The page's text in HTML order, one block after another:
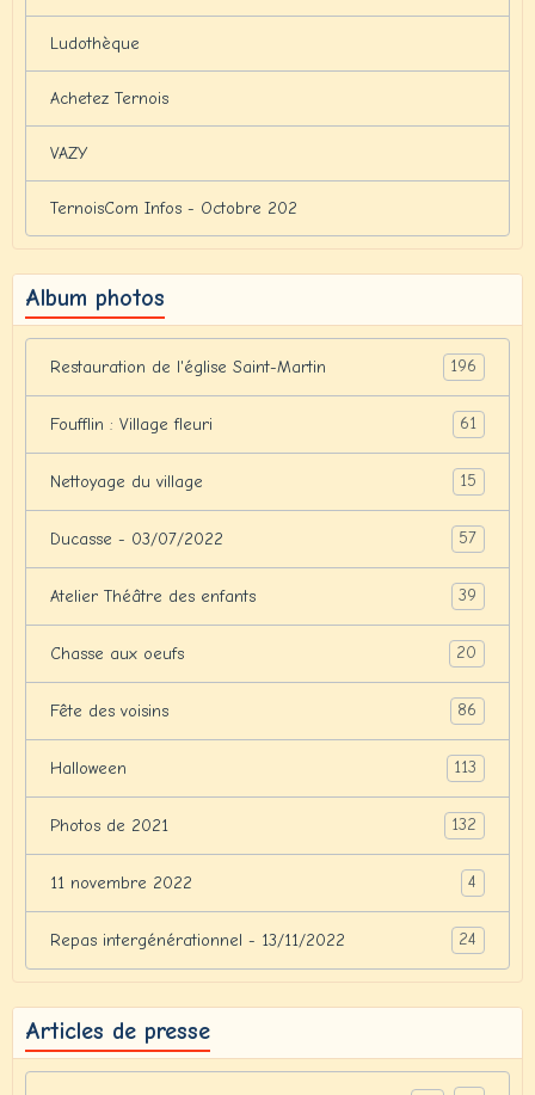
Ludothèque
Achetez Ternois
VAZY
TernoisCom Infos - Octobre 202
Album photos
Restauration de l'église Saint-Martin 196
Foufflin : Village fleuri 61
Nettoyage du village 15
Ducasse - 03/07/2022 57
Atelier Théâtre des enfants 39
Chasse aux oeufs 20
Fête des voisins 86
Halloween 113
Photos de 2021 132
11 novembre 2022 4
Repas intergénérationnel - 13/11/2022 24
Articles de presse